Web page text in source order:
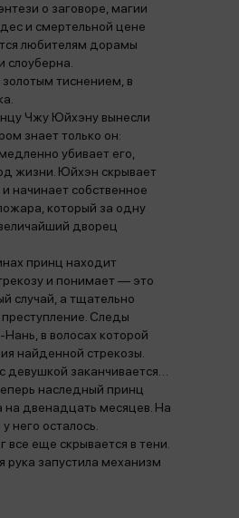
о заговоре, магии
и смертельной цене
любителям дорамы
тиснением, в
Чжу Юйхэну вынесли
знает только он:
убивает его,
жизни. Юйхэн скрывает
начинает собственное
который за одну
дворец
принц находит
и понимает — это
случай, а тщательно
Следы
в волосах которой
найденной стрекозы.
девушкой заканчивается…
наследный принц
на двенадцать месяцев. На
него осталось.
все еще скрывается в тени.
рука запустила механизм